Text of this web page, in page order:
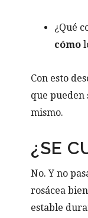
¿Qué
cómo
Con esto
que pueden
mismo.
¿SE
No. Y no
rosácea
estable